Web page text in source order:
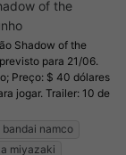
of the
Shadow of the
para 21/06.
Preço: $ 40 dólares
jogar. Trailer: 10 de
bandai namco
miyazaki